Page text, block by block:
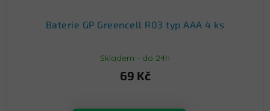
Baterie GP Greencell R03 typ AAA 4 ks
Skladem - do 24h
69 Kč